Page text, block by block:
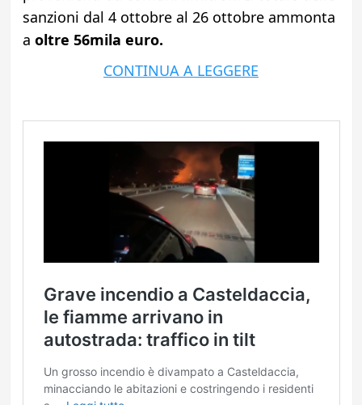
sanzioni dal 4 ottobre al 26 ottobre ammonta
a oltre 56mila euro.
CONTINUA A LEGGERE